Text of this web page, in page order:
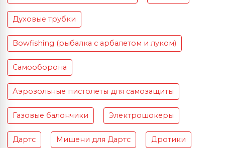
Духовые трубки
Bowfishing (рыбалка с арбалетом и луком)
Самооборона
Аэрозольные пистолеты для самозащиты
Газовые балончики Электрошокеры
Дартс Мишени для Дартс Дротики